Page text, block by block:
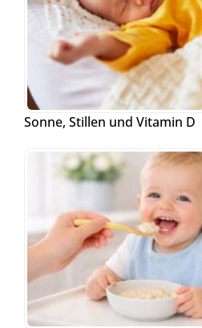
Sonne, Stillen und Vitamin D